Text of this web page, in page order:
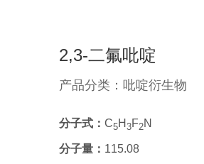
2,3-二氟吡啶
产品分类：吡啶衍生物
分子式： C5H 3F2N
分子量： 115.08